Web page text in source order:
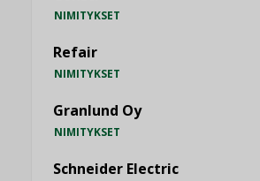
NIMITYKSET
Refair
NIMITYKSET
Granlund Oy
NIMITYKSET
Schneider Electric